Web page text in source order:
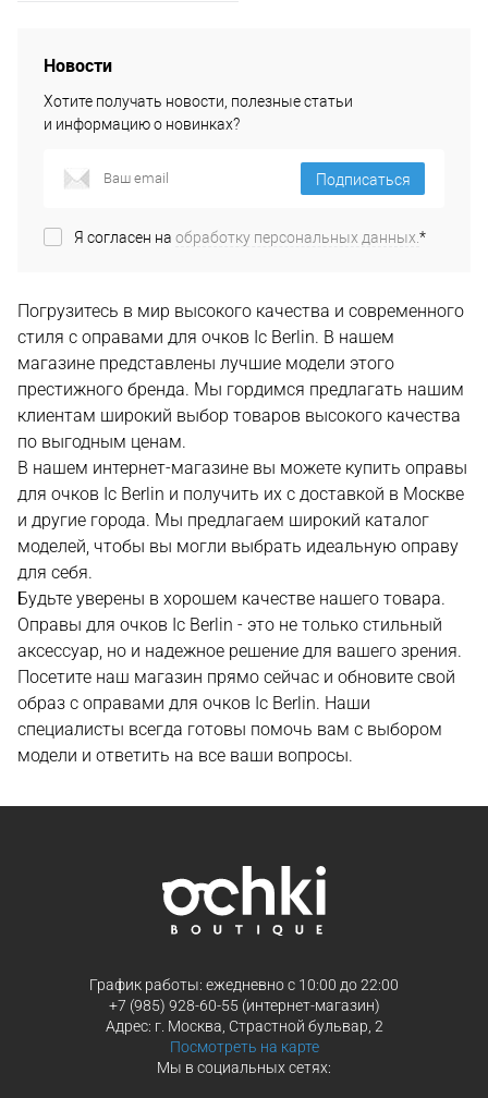
Новости
Хотите получать новости, полезные статьи
и информацию о новинках?
Подписаться
Я согласен на обработку персональных данных.*
Погрузитесь в мир высокого качества и современного
стиля с оправами для очков Ic Berlin. В нашем
магазине представлены лучшие модели этого
престижного бренда. Мы гордимся предлагать нашим
клиентам широкий выбор товаров высокого качества
по выгодным ценам.
В нашем интернет-магазине вы можете купить оправы
для очков Ic Berlin и получить их с доставкой в Москве
и другие города. Мы предлагаем широкий каталог
моделей, чтобы вы могли выбрать идеальную оправу
для себя.
Будьте уверены в хорошем качестве нашего товара.
Оправы для очков Ic Berlin - это не только стильный
аксессуар, но и надежное решение для вашего зрения.
Посетите наш магазин прямо сейчас и обновите свой
образ с оправами для очков Ic Berlin. Наши
специалисты всегда готовы помочь вам с выбором
модели и ответить на все ваши вопросы.
График работы: ежедневно с 10:00 до 22:00
+7 (985) 928-60-55 (интернет-магазин)
Адрес: г. Москва, Страстной бульвар, 2
Посмотреть на карте
Мы в социальных сетях: